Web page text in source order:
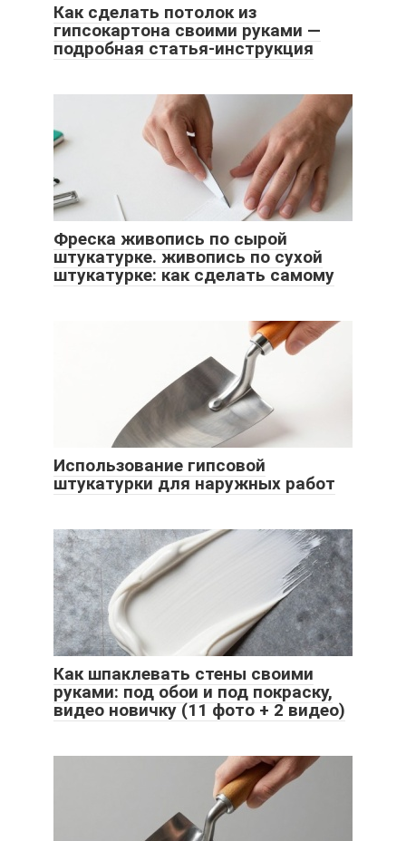
Как сделать потолок из
гипсокартона своими руками —
подробная статья-инструкция
Фреска живопись по сырой
штукатурке. живопись по сухой
штукатурке: как сделать самому
Использование гипсовой
штукатурки для наружных работ
Как шпаклевать стены своими
руками: под обои и под покраску,
видео новичку (11 фото + 2 видео)